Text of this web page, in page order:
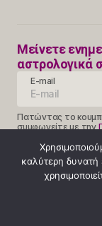
Μείνετε
αστρολογικά
E-mail
Πατώντας το κουμπί
συμφωνείτε με την
© 2025 Provlepseis.
καλύτερη δυνατή